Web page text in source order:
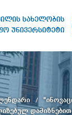
სახელობის
უნივერსიტეტი